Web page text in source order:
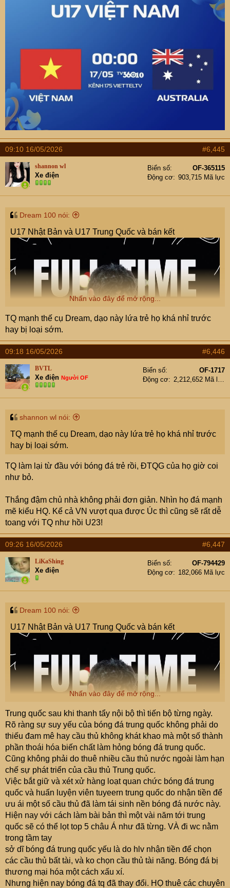
09:10 16/05/2026 #6,445
shannon wl
Xe điện
Biển số
OF-365115
Động cơ
903,715 Mã lực
Dream 100 nói:
U17 Nhật Bản và U17 Trung Quốc và bán kết
Nhấn vào đây để mở rộng...
TQ mạnh thế cụ Dream, dạo này lứa trẻ họ khá nhỉ trước
hay bị loại sớm.
09:18 16/05/2026 #6,446
BVTL
Xe điện Người OF
Biển số
OF-1717
Động cơ
shannon wl nói:
TQ mạnh thế cụ Dream, dạo này lứa trẻ họ khá nhỉ trước
hay bị loại sớm.
TQ làm lại từ đầu với bóng đá trẻ rồi, ĐTQG của họ giờ coi
như bỏ.
Thắng đậm chủ nhà không phải đơn giản. Nhìn họ đá mạnh
mẽ kiểu HQ. Kể cả VN vượt qua được Úc thì cũng sẽ rất dễ
toang với TQ như hồi U23!
09:26 16/05/2026 #6,447
LiKaShing
Xe điện
Biển số
OF-794429
Động cơ
182,066 Mã lực
Dream 100 nói:
U17 Nhật Bản và U17 Trung Quốc và bán kết
Nhấn vào đây để mở rộng...
Trung quốc sau khi thanh tẩy nội bộ thì tiến bộ từng ngày.
Rõ ràng sự suy yếu của bóng đá trung quốc không phải do
thiếu đam mê hay cầu thủ không khát khao mà một số thành
phần thoái hóa biến chất làm hỏng bóng đá trung quốc.
Cũng không phải do thuê nhiều cầu thủ nước ngoài làm hạn
chế sự phát triển của cầu thủ Trung quốc.
Việc bắt giữ và xét xử hàng loạt quan chức bóng đá trung
quốc và huấn luyện viên tuyeern trung quốc do nhận tiền để
ưu ái một số cầu thủ đã làm tái sinh nền bóng đá nước này.
Hiện nay với cách làm bài bản thì một vài năm tới trung
quốc sẽ có thể lọt top 5 châu Á như đã từng. VÀ đi wc nằm
trong tầm tay
sở dĩ bóng đá trung quốc yếu là do hlv nhận tiền để chọn
các cầu thủ bất tài, và ko chọn cầu thủ tài năng. Bóng đá bị
thương mại hóa một cách xấu xí.
Nhưng hiện nay bóng đá tq đã thay đổi. HỌ thuê các chuyên